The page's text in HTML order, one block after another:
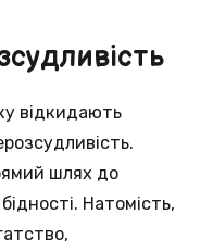
відкидають
шлях до
Натомiсть,